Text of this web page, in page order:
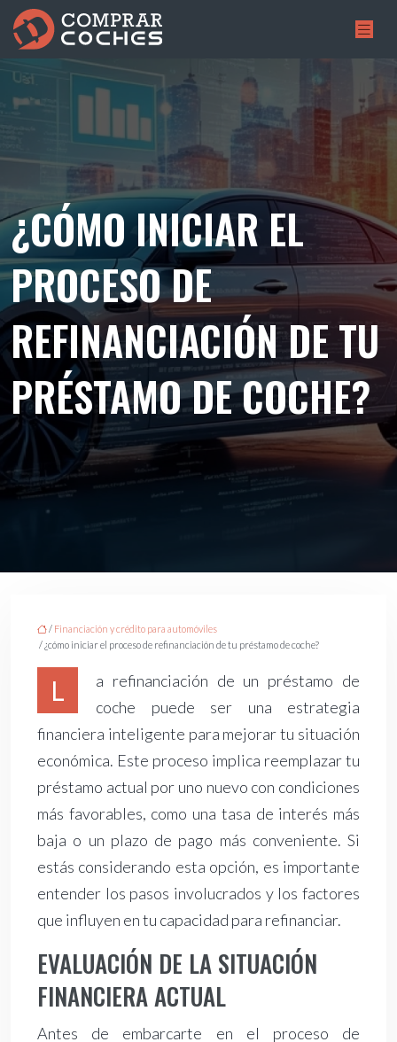
¿CÓMO INICIAR EL
PROCESO DE
REFINANCIACIÓN DE TU
PRÉSTAMO DE COCHE?
/ Financiación y crédito para automóviles
/ ¿cómo iniciar el proceso de refinanciación de tu préstamo de coche?
L
a refinanciación de un préstamo de
coche puede ser una estrategia
financiera inteligente para mejorar tu situación
económica. Este proceso implica reemplazar tu
préstamo actual por uno nuevo con condiciones
más favorables, como una tasa de interés más
baja o un plazo de pago más conveniente. Si
estás considerando esta opción, es importante
entender los pasos involucrados y los factores
que influyen en tu capacidad para refinanciar.
EVALUACIÓN DE LA SITUACIÓN
FINANCIERA ACTUAL
Antes de embarcarte en el proceso de